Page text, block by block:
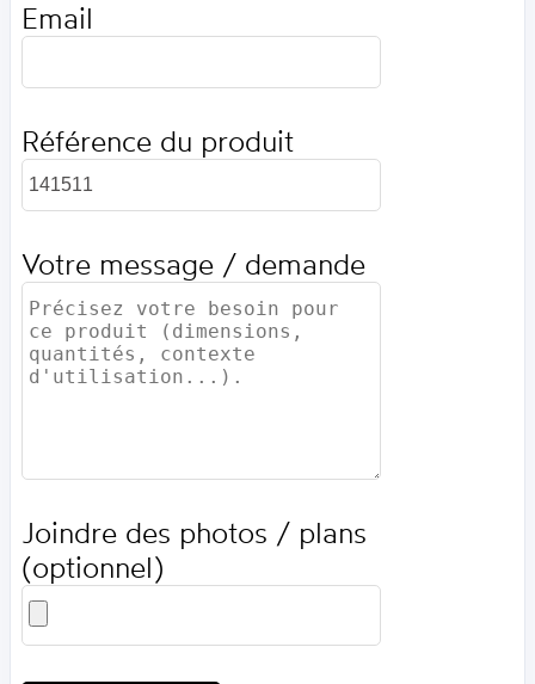
Email
Référence du produit
Votre message / demande
Joindre des photos / plans
(optionnel)